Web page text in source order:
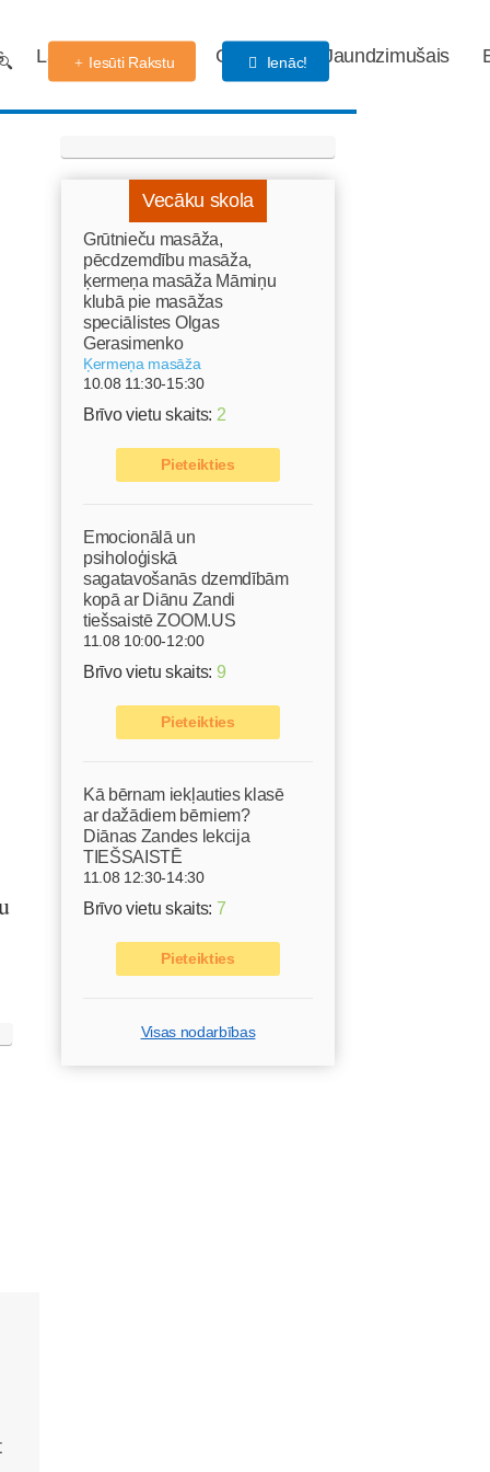
Labdarības fonds Gaidības Jaundzimušais
Iesūti Rakstu Ienāc!
Vecāku skola
Grūtnieču masāža,
pēcdzemdību masāža,
ķermeņa masāža Māmiņu
klubā pie masāžas
speciālistes Olgas
Gerasimenko
Ķermeņa masāža
10.08 11:30-15:30
Brīvo vietu skaits: 2
Pieteikties
Emocionālā un
psiholoģiskā
sagatavošanās dzemdībām
kopā ar Diānu Zandi
tiešsaistē ZOOM.US
11.08 10:00-12:00
Brīvo vietu skaits: 9
Pieteikties
Kā bērnam iekļauties klasē
ar dažādiem bērniem?
Diānas Zandes lekcija
TIEŠSAISTĒ
11.08 12:30-14:30
Brīvo vietu skaits: 7
Pieteikties
Visas nodarbības